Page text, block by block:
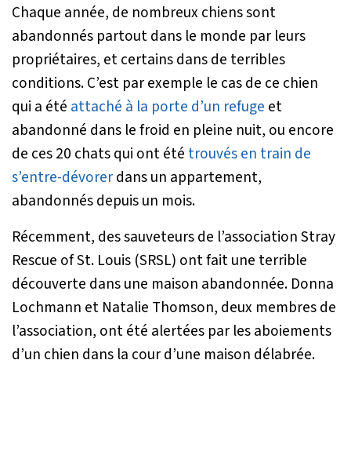
Chaque année, de nombreux chiens sont
abandonnés partout dans le monde par leurs
propriétaires, et certains dans de terribles
conditions. C’est par exemple le cas de ce chien
qui a été attaché à la porte d’un refuge et
abandonné dans le froid en pleine nuit, ou encore
de ces 20 chats qui ont été trouvés en train de
s’entre-dévorerdans un appartement,
abandonnés depuis un mois.
Récemment, des sauveteurs de l’association Stray
Rescue of St. Louis (SRSL) ont fait une terrible
découverte dans une maison abandonnée. Donna
Lochmann et Natalie Thomson, deux membres de
l’association, ont été alertées par les aboiements
d’un chien dans la cour d’une maison délabrée.